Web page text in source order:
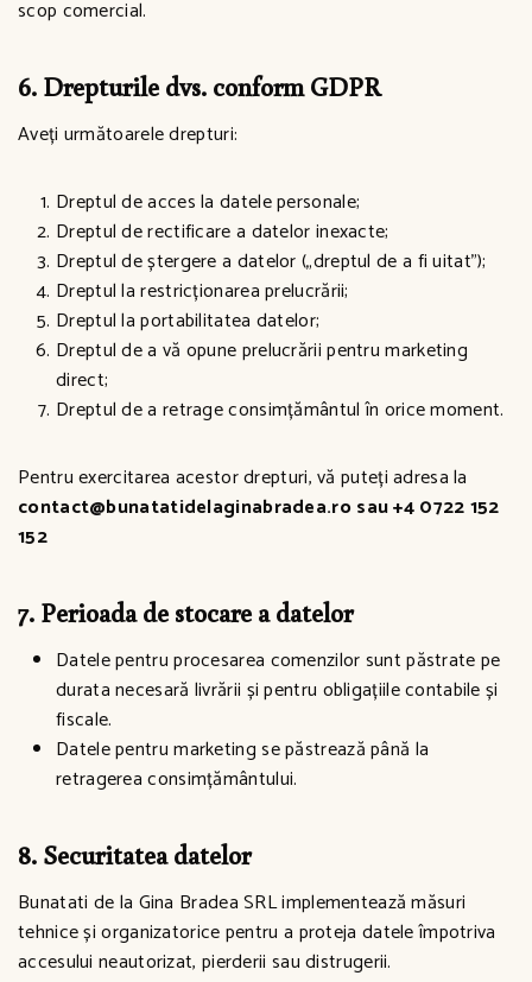
scop comercial.
6. Drepturile dvs. conform GDPR
Aveți următoarele drepturi:
Dreptul de acces la datele personale;
Dreptul de rectificare a datelor inexacte;
Dreptul de ștergere a datelor („dreptul de a fi uitat”);
Dreptul la restricționarea prelucrării;
Dreptul la portabilitatea datelor;
Dreptul de a vă opune prelucrării pentru marketing
direct;
Dreptul de a retrage consimțământul în orice moment.
Pentru exercitarea acestor drepturi, vă puteți adresa la
contact@bunatatidelaginabradea.ro sau+4 0722 152
152
7. Perioada de stocare a datelor
Datele pentru procesarea comenzilor sunt păstrate pe
durata necesară livrării și pentru obligațiile contabile și
fiscale.
Datele pentru marketing se păstrează până la
retragerea consimțământului.
8. Securitatea datelor
Bunatati de la Gina Bradea SRL implementează măsuri
tehnice și organizatorice pentru a proteja datele împotriva
accesului neautorizat, pierderii sau distrugerii.